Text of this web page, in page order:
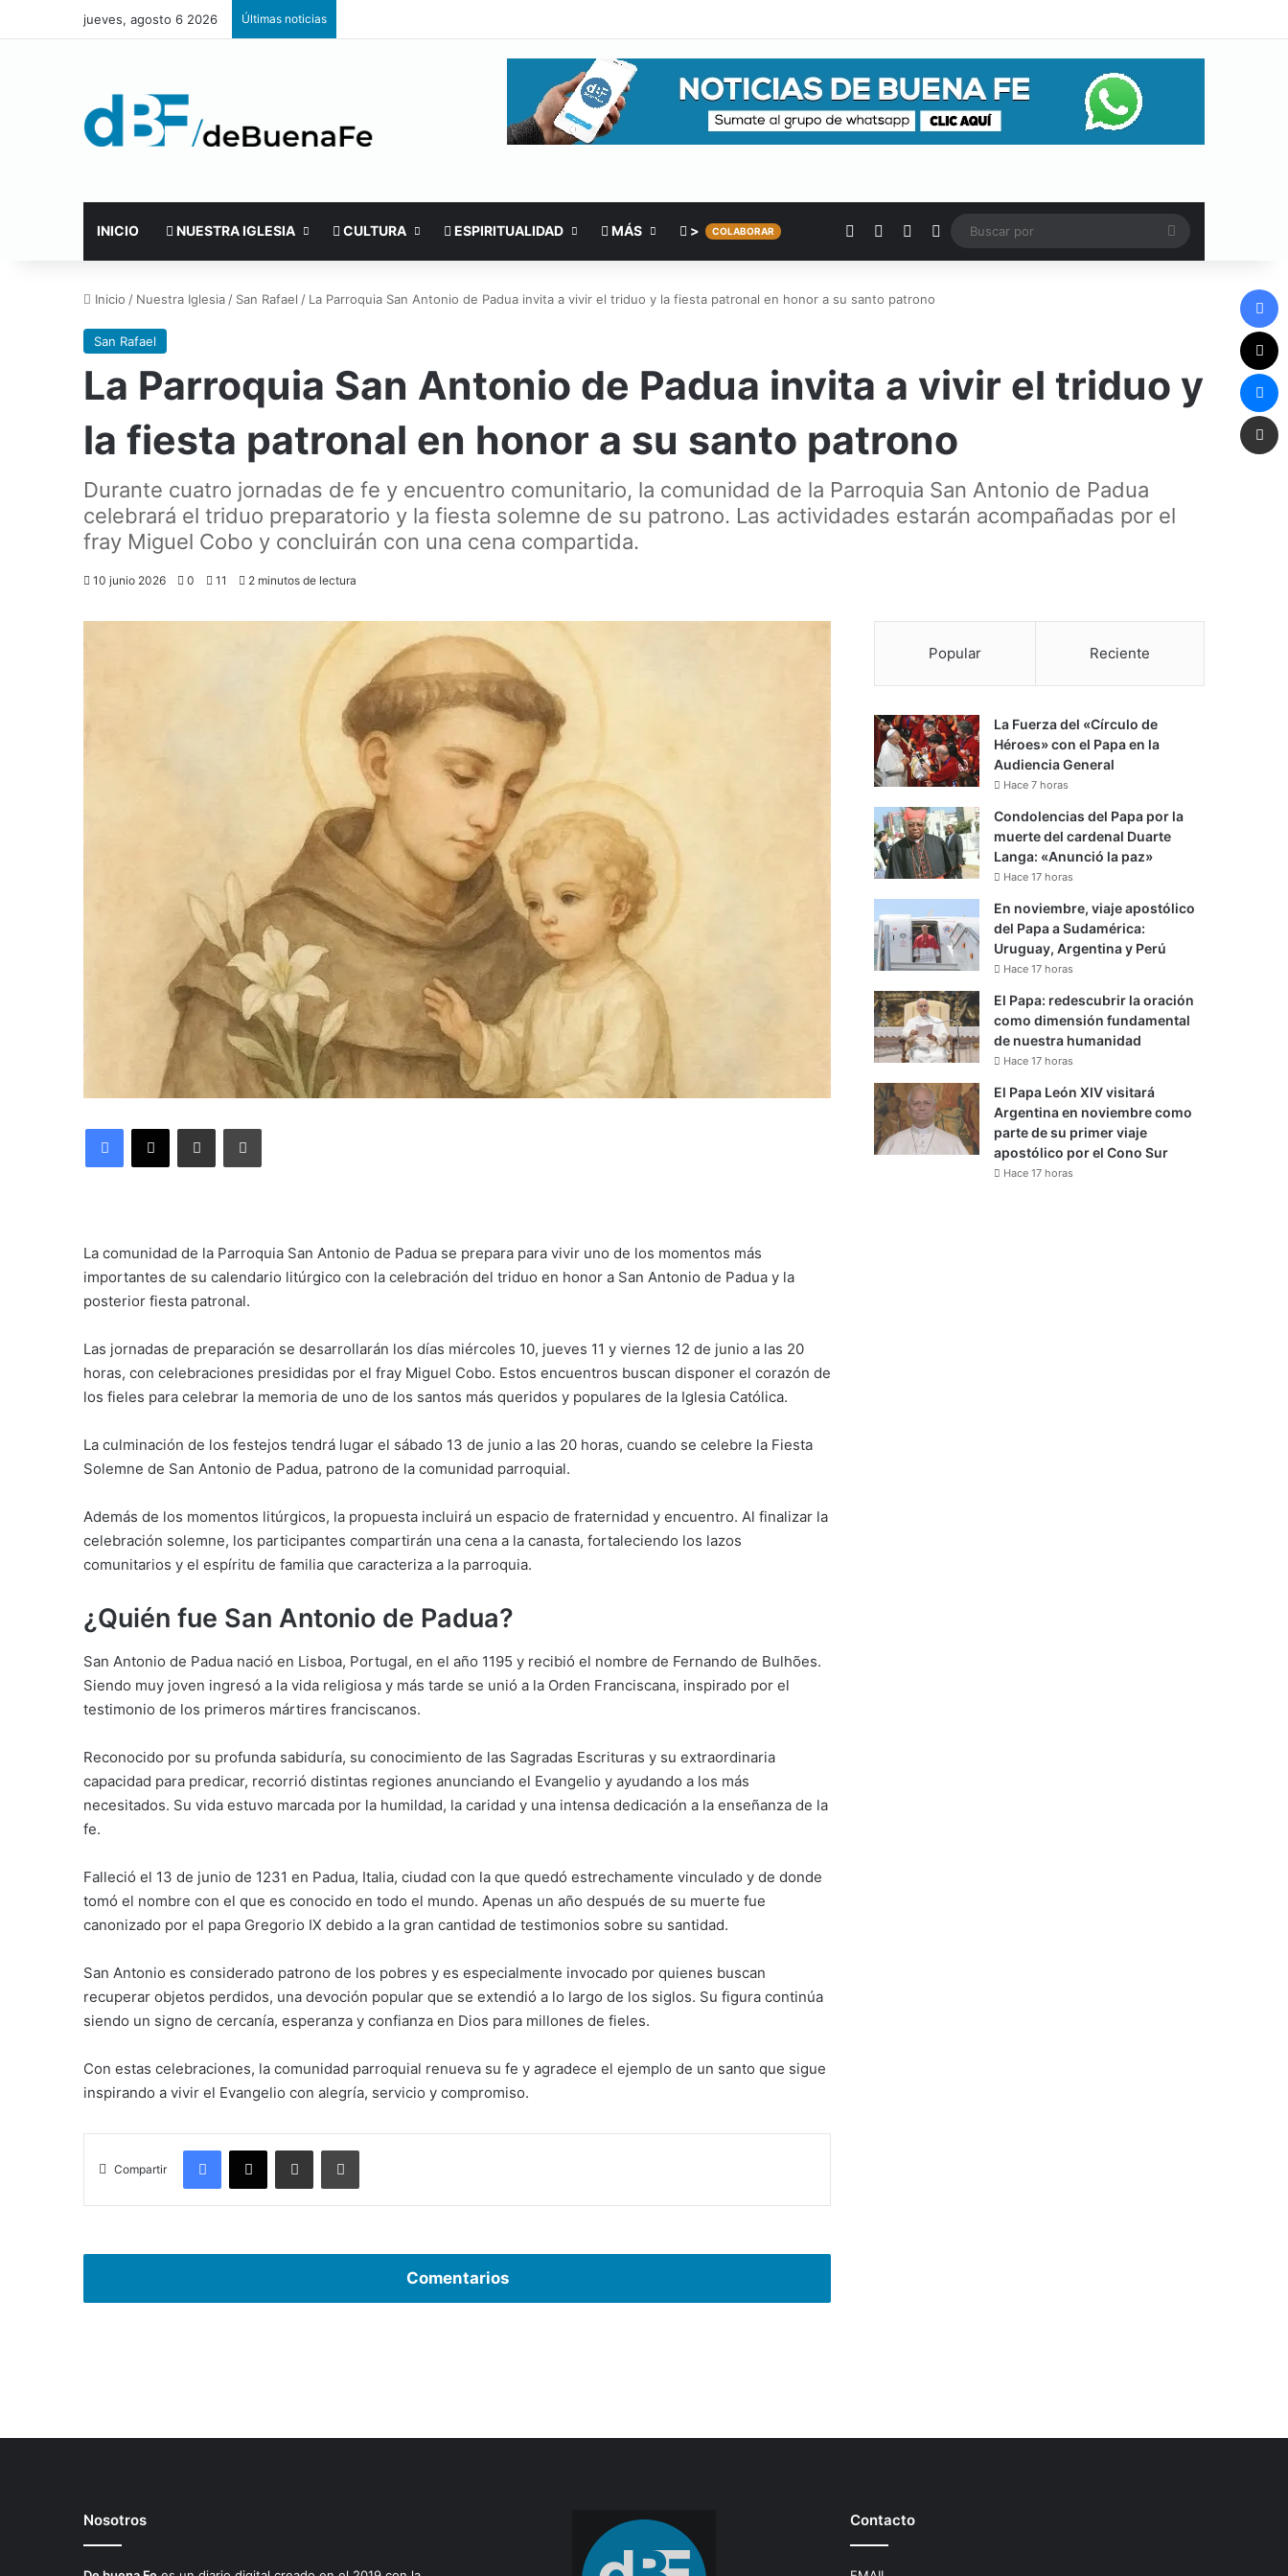
jueves, agosto 6 2026 Últimas noticias
INICIO NUESTRA IGLESIA CULTURA ESPIRITUALIDAD MÁS > COLABORAR Facebook WhatsApp
por
Inicio / Nuestra Iglesia / San Rafael / La Parroquia San Antonio de Padua invita a vivir el triduo y la fiesta patronal en honor a su santo patrono
San Rafael
La Parroquia San Antonio de Padua invita a vivir el triduo y
la fiesta patronal en honor a su santo patrono
Durante cuatro jornadas de fe y encuentro comunitario, la comunidad de la Parroquia San Antonio de Padua
celebrará el triduo preparatorio y la fiesta solemne de su patrono. Las actividades estarán acompañadas por el
fray Miguel Cobo y concluirán con una cena compartida.
10 junio 2026 0 11 2 minutos de lectura
La comunidad de la Parroquia San Antonio de Padua se prepara para vivir uno de los momentos más
importantes de su calendario litúrgico con la celebración del triduo en honor a San Antonio de Padua y la
posterior fiesta patronal.
Las jornadas de preparación se desarrollarán los días miércoles 10, jueves 11 y viernes 12 de junio a las 20
horas, con celebraciones presididas por el fray Miguel Cobo. Estos encuentros buscan disponer el corazón de
los fieles para celebrar la memoria de uno de los santos más queridos y populares de la Iglesia Católica.
La culminación de los festejos tendrá lugar el sábado 13 de junio a las 20 horas, cuando se celebre la Fiesta
Solemne de San Antonio de Padua, patrono de la comunidad parroquial.
Además de los momentos litúrgicos, la propuesta incluirá un espacio de fraternidad y encuentro. Al finalizar la
celebración solemne, los participantes compartirán una cena a la canasta, fortaleciendo los lazos
comunitarios y el espíritu de familia que caracteriza a la parroquia.
¿Quién fue San Antonio de Padua?
San Antonio de Padua nació en Lisboa, Portugal, en el año 1195 y recibió el nombre de Fernando de Bulhões.
Siendo muy joven ingresó a la vida religiosa y más tarde se unió a la Orden Franciscana, inspirado por el
testimonio de los primeros mártires franciscanos.
Reconocido por su profunda sabiduría, su conocimiento de las Sagradas Escrituras y su extraordinaria
capacidad para predicar, recorrió distintas regiones anunciando el Evangelio y ayudando a los más
necesitados. Su vida estuvo marcada por la humildad, la caridad y una intensa dedicación a la enseñanza de la
fe.
Falleció el 13 de junio de 1231 en Padua, Italia, ciudad con la que quedó estrechamente vinculado y de donde
tomó el nombre con el que es conocido en todo el mundo. Apenas un año después de su muerte fue
canonizado por el papa Gregorio IX debido a la gran cantidad de testimonios sobre su santidad.
San Antonio es considerado patrono de los pobres y es especialmente invocado por quienes buscan
recuperar objetos perdidos, una devoción popular que se extendió a lo largo de los siglos. Su figura continúa
siendo un signo de cercanía, esperanza y confianza en Dios para millones de fieles.
Con estas celebraciones, la comunidad parroquial renueva su fe y agradece el ejemplo de un santo que sigue
inspirando a vivir el Evangelio con alegría, servicio y compromiso.
Compartir
Comentarios
Popular Reciente
La Fuerza del «Círculo de
Héroes» con el Papa en la
Audiencia General
Hace 7 horas
Condolencias del Papa por la
muerte del cardenal Duarte
Langa: «Anunció la paz»
Hace 17 horas
En noviembre, viaje apostólico
del Papa a Sudamérica:
Uruguay, Argentina y Perú
Hace 17 horas
El Papa: redescubrir la oración
como dimensión fundamental
de nuestra humanidad
Hace 17 horas
El Papa León XIV visitará
Argentina en noviembre como
parte de su primer viaje
apostólico por el Cono Sur
Hace 17 horas
Nosotros Contacto